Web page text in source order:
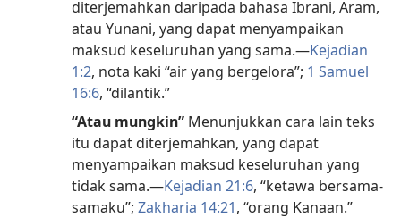
diterjemahkan daripada bahasa Ibrani, Aram,
atau Yunani, yang dapat menyampaikan
maksud keseluruhan yang sama.—Kejadian
1:2, nota kaki “air yang bergelora”; 1 Samuel
16:6, “dilantik.”
“Atau mungkin” Menunjukkan cara lain teks
itu dapat diterjemahkan, yang dapat
menyampaikan maksud keseluruhan yang
tidak sama.—Kejadian 21:6, “ketawa bersama-
samaku”; Zakharia 14:21, “orang Kanaan.”